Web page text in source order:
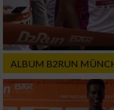
ALBUM B2RUN